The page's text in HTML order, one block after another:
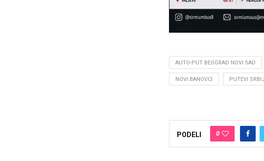
AUTO-PUT BEOGRAD NOVI SAD
NOVI BANOVCI PUTEVI
PODELI 0